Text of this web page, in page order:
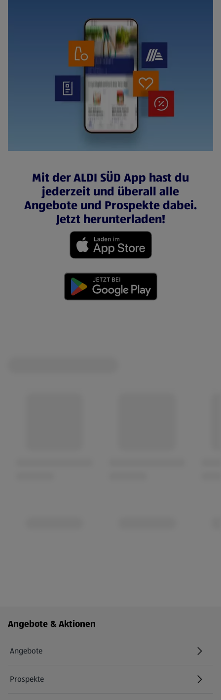
Mit der ALDI SÜD App hast du
jederzeit und überall alle
Angebote und Prospekte dabei.
Jetzt herunterladen!
Fußzeilenmenü - weitere Links
Angebote & Aktionen
Angebote
Prospekte